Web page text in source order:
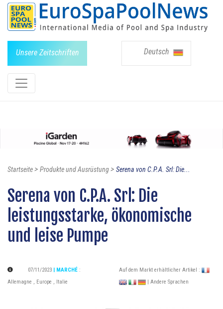
Unsere Zeitschriften Deutsch
Startseite> Produkte und Ausrüstung> Serena von C.P.A. Srl: Die...
Serena von C.P.A. Srl: Die
leistungsstarke, ökonomische
und leise Pumpe
07/11/2023 | MARCHÉ :
Allemagne , Europe , Italie
Auf dem Markt erhältlicher Artikel :
| Andere Sprachen